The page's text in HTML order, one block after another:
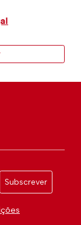
Subscrever